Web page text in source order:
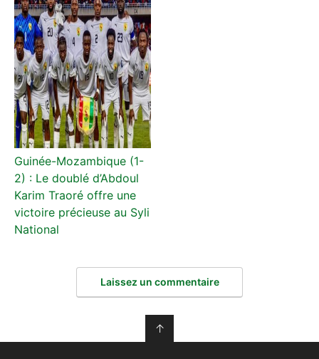
Guinée-Mozambique (1-
2) : Le doublé d’Abdoul
Karim Traoré offre une
victoire précieuse au Syli
National
Laissez un commentaire
↑